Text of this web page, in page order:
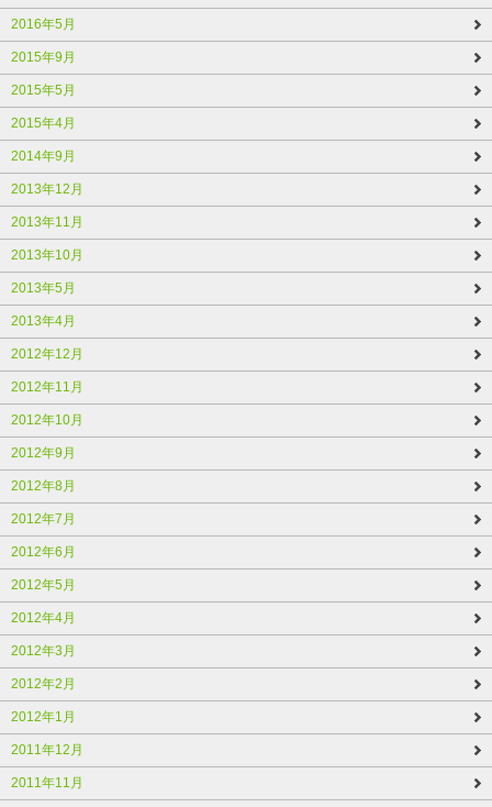
2016年5月
2015年9月
2015年5月
2015年4月
2014年9月
2013年12月
2013年11月
2013年10月
2013年5月
2013年4月
2012年12月
2012年11月
2012年10月
2012年9月
2012年8月
2012年7月
2012年6月
2012年5月
2012年4月
2012年3月
2012年2月
2012年1月
2011年12月
2011年11月